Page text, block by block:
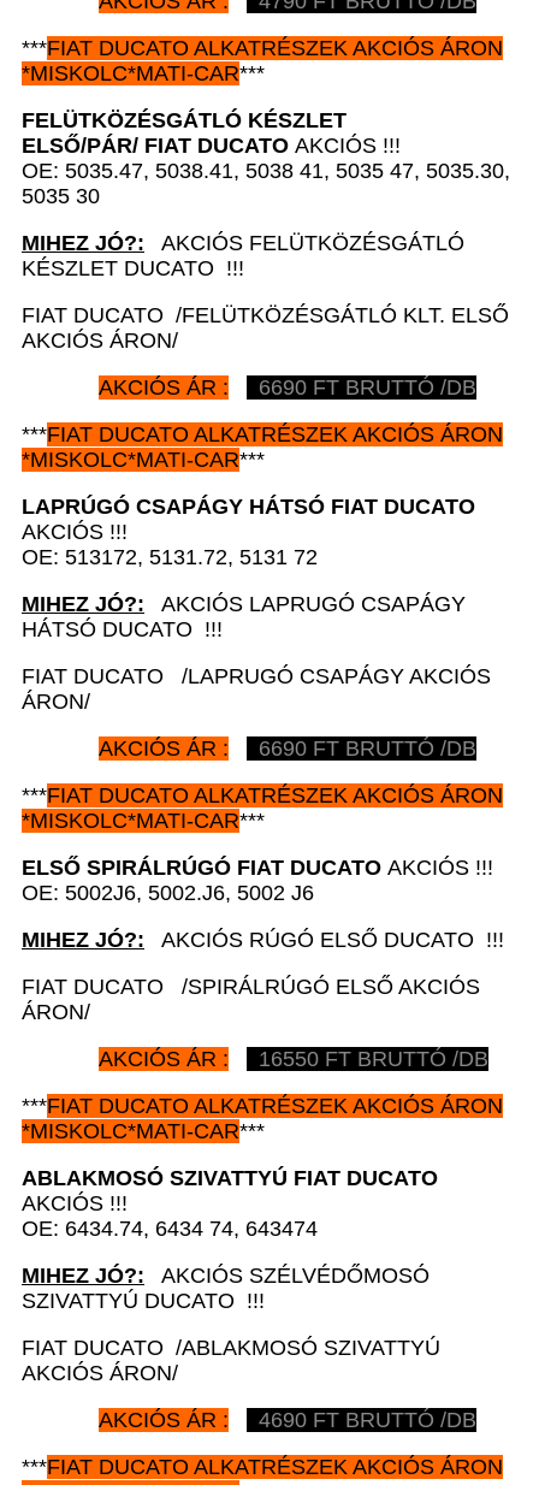
***FIAT DUCATO ALKATRÉSZEK AKCIÓS ÁRON
*MISKOLC*MATI-CAR***
FELÜTKÖZÉSGÁTLÓ KÉSZLET
ELSŐ/PÁR/ FIAT DUCATO AKCIÓS !!!
OE: 5035.47, 5038.41, 5038 41, 5035 47, 5035.30,
5035 30
MIHEZ JÓ?: AKCIÓS FELÜTKÖZÉSGÁTLÓ
KÉSZLET DUCATO !!!
FIAT DUCATO /FELÜTKÖZÉSGÁTLÓ KLT. ELSŐ
AKCIÓS ÁRON/
AKCIÓS ÁR :
6690 FT BRUTTÓ /DB
***FIAT DUCATO ALKATRÉSZEK AKCIÓS ÁRON
*MISKOLC*MATI-CAR***
LAPRÚGÓ CSAPÁGY HÁTSÓ FIAT DUCATO
AKCIÓS !!!
OE: 513172, 5131.72, 5131 72
MIHEZ JÓ?: AKCIÓS LAPRUGÓ CSAPÁGY
HÁTSÓ DUCATO !!!
FIAT DUCATO /LAPRUGÓ CSAPÁGY AKCIÓS
ÁRON/
AKCIÓS ÁR :
6690 FT BRUTTÓ /DB
***FIAT DUCATO ALKATRÉSZEK AKCIÓS ÁRON
*MISKOLC*MATI-CAR***
ELSŐ SPIRÁLRÚGÓ FIAT DUCATO AKCIÓS !!!
OE: 5002J6, 5002.J6, 5002 J6
MIHEZ JÓ?: AKCIÓS RÚGÓ ELSŐ DUCATO !!!
FIAT DUCATO /SPIRÁLRÚGÓ ELSŐ AKCIÓS
ÁRON/
AKCIÓS ÁR :
16550 FT BRUTTÓ /DB
***FIAT DUCATO ALKATRÉSZEK AKCIÓS ÁRON
*MISKOLC*MATI-CAR***
ABLAKMOSÓ SZIVATTYÚ FIAT DUCATO
AKCIÓS !!!
OE: 6434.74, 6434 74, 643474
MIHEZ JÓ?: AKCIÓS SZÉLVÉDŐMOSÓ
SZIVATTYÚ DUCATO !!!
FIAT DUCATO /ABLAKMOSÓ SZIVATTYÚ
AKCIÓS ÁRON/
AKCIÓS ÁR :
4690 FT BRUTTÓ /DB
***FIAT DUCATO ALKATRÉSZEK AKCIÓS ÁRON